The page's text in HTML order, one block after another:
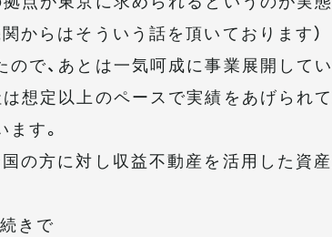
からはそういう話を頂いております）
で、あとは一気呵成に事業展開して
想定以上のペースで実績をあげられ
す。
の方に対し収益不動産を活用した資
きで